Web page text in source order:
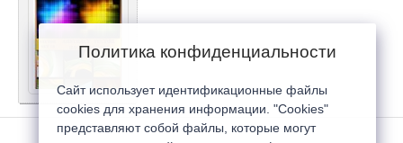
Политика конфиденциальности
Сайт использует идентификационные файлы
cookies для хранения информации. "Cookies"
представляют собой файлы, которые могут